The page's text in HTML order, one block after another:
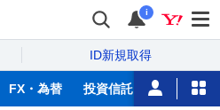
i
ID新規取得
FX・為替 投資信託 ニュース